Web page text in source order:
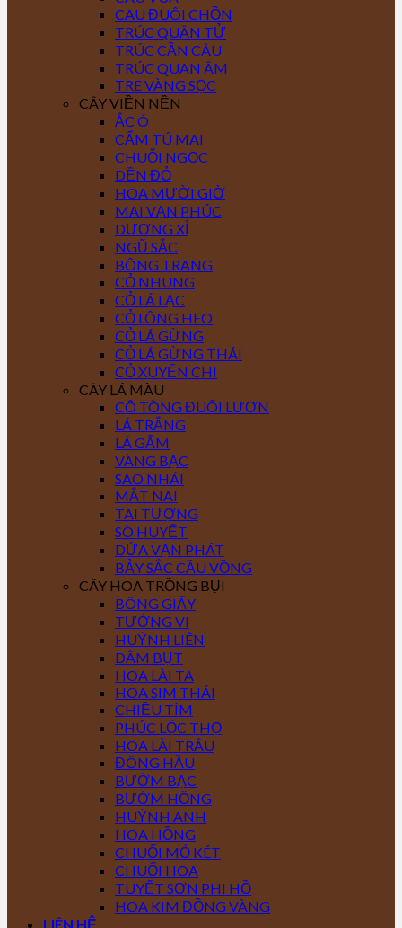
CAU ĐUÔI CHỒN
TRÚC QUÂN TỬ
TRÚC CẦN CÂU
TRÚC QUAN ÂM
TRE VÀNG SỌC
CÂY VIỀN NỀN
ẮC Ó
CẨM TÚ MAI
CHUỖI NGỌC
DỀN ĐỎ
HOA MƯỜI GIỜ
MAI VẠN PHÚC
DƯƠNG XỈ
NGŨ SẮC
BÔNG TRANG
CỎ NHUNG
CỎ LÁ LẠC
CỎ LÔNG HEO
CỎ LÁ GỪNG
CỎ LÁ GỪNG THÁI
CỎ XUYẾN CHI
CÂY LÁ MÀU
CÔ TÒNG ĐUÔI LƯƠN
LÁ TRẮNG
LÁ GẤM
VÀNG BẠC
SAO NHÁI
MẮT NAI
TAI TƯỢNG
SÒ HUYẾT
DỨA VẠN PHÁT
BẢY SẮC CẦU VỒNG
CÂY HOA TRỒNG BỤI
BÔNG GIẤY
TƯỜNG VI
HUỲNH LIÊN
DÂM BỤT
HOA LÀI TA
HOA SIM THÁI
CHIỀU TÍM
PHÚC LỘC THỌ
HOA LÀI TRÂU
ĐÔNG HẦU
BƯỚM BẠC
BƯỚM HỒNG
HUỲNH ANH
HOA HỒNG
CHUỐI MỎ KÉT
CHUỐI HOA
TUYẾT SƠN PHI HỒ
HOA KIM ĐỒNG VÀNG
LIÊN HỆ